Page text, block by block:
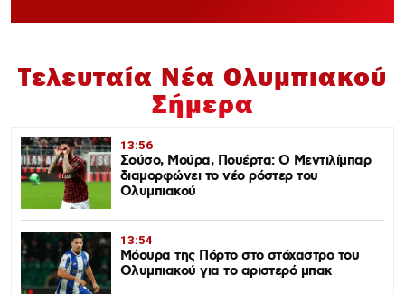
Τελευταία Νέα Ολυμπιακού
Σήμερα
13:56
Σούσο, Μούρα, Πουέρτα: Ο Μεντιλίμπαρ
διαμορφώνει το νέο ρόστερ του
Ολυμπιακού
13:54
Μόουρα της Πόρτο στο στόχαστρο του
Ολυμπιακού για το αριστερό μπακ